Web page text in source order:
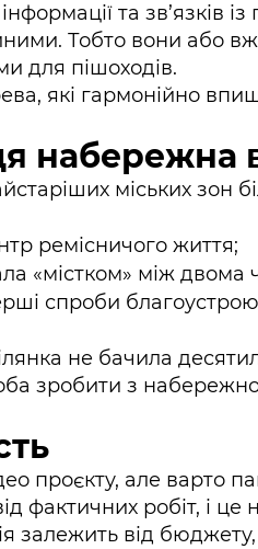
та зв’язків
Тобто вони або
для пішоходів.
які гармонійно
набережна
міських зон
ремісничого життя;
«містком» між двома
спроби
не бачила
зробити з
проєкту, але варто
від фактичних робіт, і
залежить від бюджету,